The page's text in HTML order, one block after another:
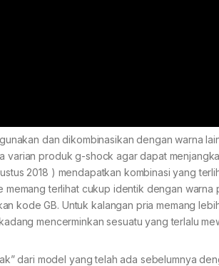
dan dikombinasikan dengan warna
varian produk g-shock agar dapat
2018 ) mendapatkan kombinasi yang
terlihat cukup identik dengan warna
kode GB. Untuk kalangan pria memang
mencerminkan sesuatu yang terlalu
dari model yang telah ada sebelumnya